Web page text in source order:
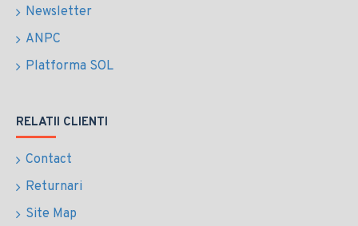
Newsletter
ANPC
Platforma SOL
RELATII CLIENTI
Contact
Returnari
Site Map